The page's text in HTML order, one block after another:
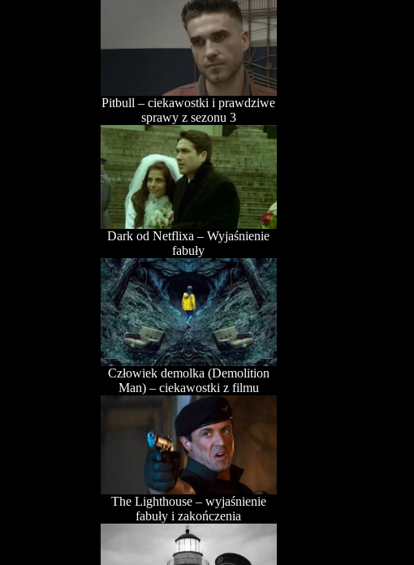
Pitbull – ciekawostki i prawdziwe
sprawy z sezonu 3
Dark od Netflixa – Wyjaśnienie
fabuły
Człowiek demolka (Demolition
Man) – ciekawostki z filmu
The Lighthouse – wyjaśnienie
fabuły i zakończenia